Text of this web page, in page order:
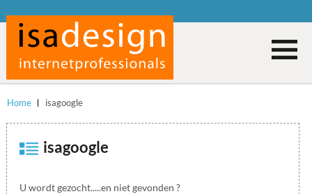
Home isagoogle
isagoogle
U wordt gezocht.....en niet gevonden ?